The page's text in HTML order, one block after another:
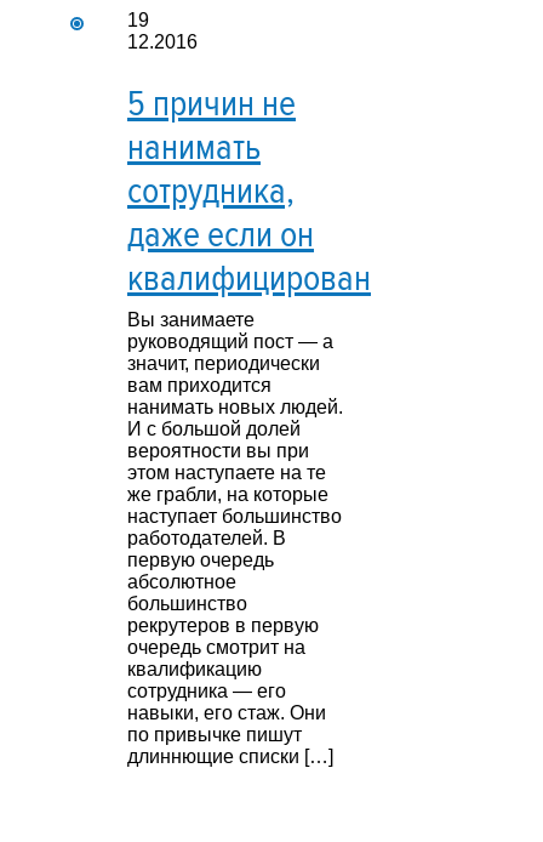
19
12.2016
5 причин не
нанимать
сотрудника,
даже если он
квалифицирован
Вы занимаете
руководящий пост — а
значит, периодически
вам приходится
нанимать новых людей.
И с большой долей
вероятности вы при
этом наступаете на те
же грабли, на которые
наступает большинство
работодателей. В
первую очередь
абсолютное
большинство
рекрутеров в первую
очередь смотрит на
квалификацию
сотрудника — его
навыки, его стаж. Они
по привычке пишут
длиннющие списки […]